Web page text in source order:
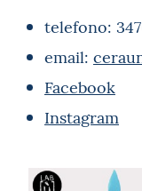
telefono:
email:
Facebook
Instagram